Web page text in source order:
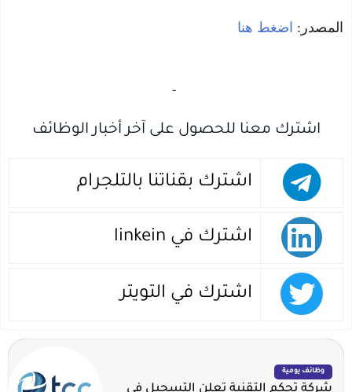
المصدر: اضغط هنا
-‏
اشترك معنا للحصول على آخر أخبار الوظائف
اشترك بقناتنا بالتلجرام
اشترك في linkein
اشترك في التويتر
وظائف يومية